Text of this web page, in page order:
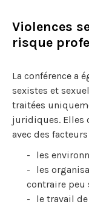
Violences
risque
La conférence a
sexistes et
traitées
juridiques. Elles
avec des
les
les
contraire peu
le travail